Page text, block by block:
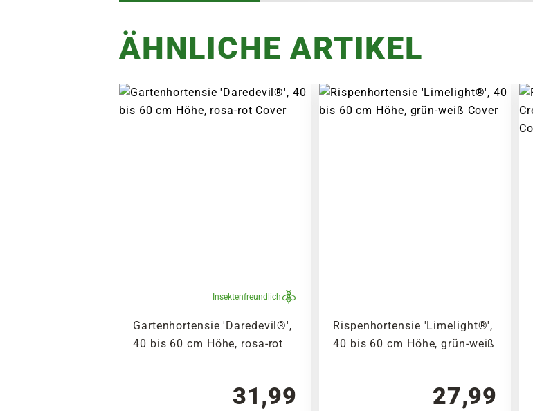
ÄHNLICHE ARTIKEL
Insektenfreundlich
Gartenhortensie 'Daredevil®',
40 bis 60 cm Höhe, rosa-rot
31,99
Rispenhortensie 'Limelight®',
40 bis 60 cm Höhe, grün-weiß
27,99